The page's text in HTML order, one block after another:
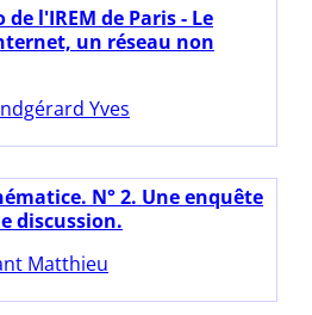
de l'IREM de Paris - Le
un réseau non
Yves
N° 2. Une enquête
discussion.
Matthieu